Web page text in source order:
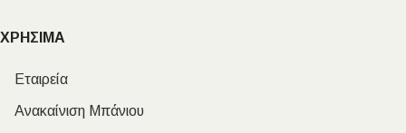
ΧΡΗΣΙΜΑ
Εταιρεία
Ανακαίνιση Μπάνιου